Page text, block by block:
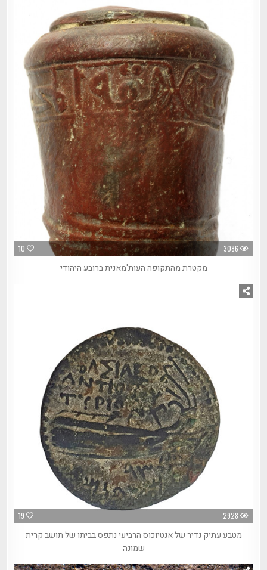
10 3086
מקטרת מהתקופה העות'מאנית ברובע היהודי
19 2928
מטבע עתיק נדיר של אנטיוכוס הרביעי נתפס בביתו של תושב קרית
שמונה